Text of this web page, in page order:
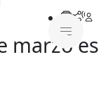
marzo es